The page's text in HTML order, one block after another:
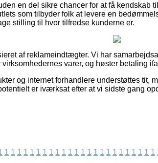
en del sikre chancer for at få kendskab
som tilbyder folk at levere en
stilling til hvor tilfredse kunderne er.
af reklameindtægter. Vi har
varer, og høster betaling
og internet forhandlere understøttes tit,
er iværksat efter at vi sidste gang
1 1 1 1 1 1 1 1 1 1 1 1 1 1 1 1 1 1 1 1 1 1 1 1